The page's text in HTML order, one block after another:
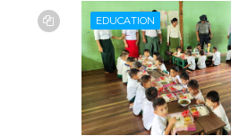
EDUCATION